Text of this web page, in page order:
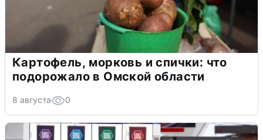
Картофель, морковь и спички: что
подорожало в Омской области
8 августа 0